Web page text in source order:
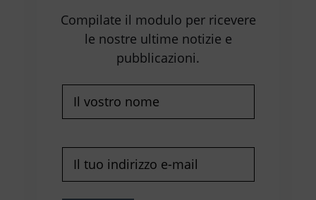
Compilate il modulo per ricevere
le nostre ultime notizie e
pubblicazioni.
Nome
mail(Richiesto)